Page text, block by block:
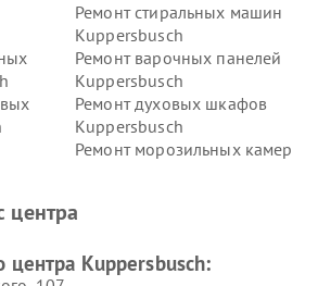
Ремонт стиральных машин
Kuppersbusch
Ремонт варочных панелей
Kuppersbusch
Ремонт духовых шкафов
Kuppersbusch
Ремонт морозильных камер
вакуумных упаковщиков
Kuppersbusch
центра
центра Kuppersbusch: